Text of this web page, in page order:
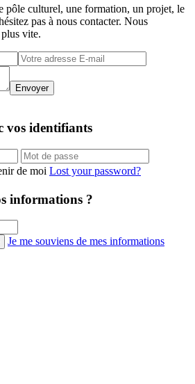
pôle culturel, une formation, un projet, le
pas à nous contacter. Nous
vite.
Envoyer
vos identifiants
de moi Lost your password?
informations ?
Je me souviens de mes informations